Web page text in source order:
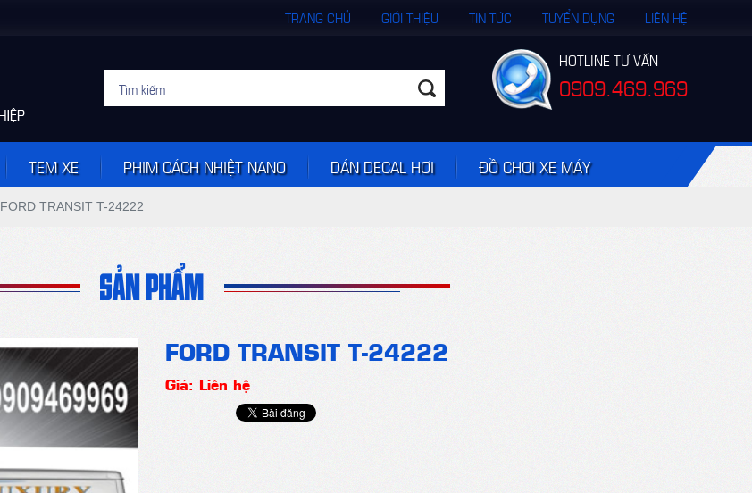
TRANG CHỦ GIỚI THIỆU TIN TỨC TUYỂN DỤNG LIÊN HỆ
HOTLINE TƯ VẤN
0909.469.969
TEM XE PHIM CÁCH NHIỆT NANO DÁN DECAL HƠI ĐỒ CHƠI XE MÁY
FORD TRANSIT T-24222
SẢN PHẨM
FORD TRANSIT T-24222
Giá: Liên hệ